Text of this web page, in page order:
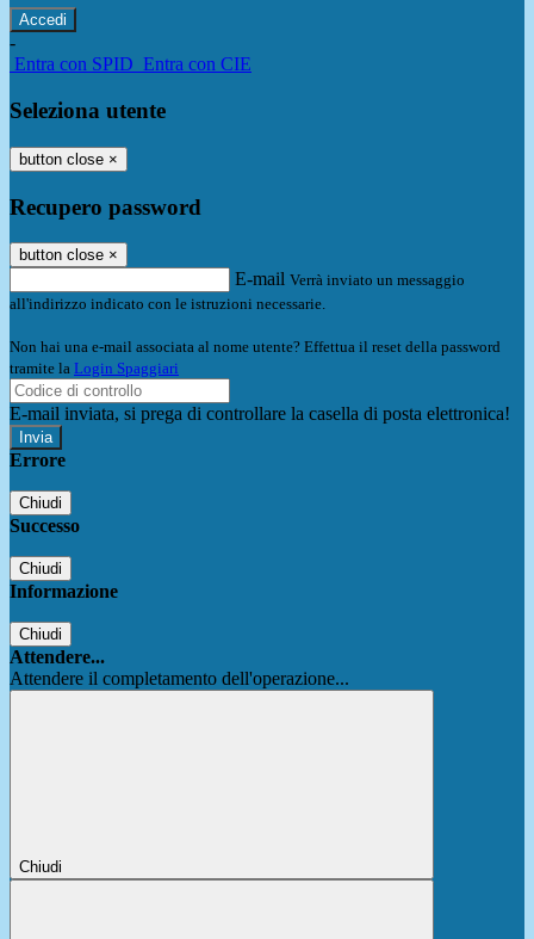
-
Entra con SPID Entra con CIE
Seleziona utente
button close ×
Recupero password
button close ×
E-mail Verrà inviato un messaggio
all'indirizzo indicato con le istruzioni necessarie.
Non hai una e-mail associata al nome utente? Effettua il reset della password
tramite la Login Spaggiari
E-mail inviata, si prega di controllare la casella di posta elettronica!
Errore
Chiudi
Successo
Chiudi
Informazione
Chiudi
Attendere...
Attendere il completamento dell'operazione...
Chiudi